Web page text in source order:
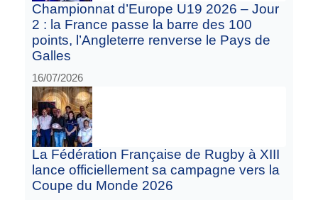
Championnat d’Europe U19 2026 – Jour
2 : la France passe la barre des 100
points, l’Angleterre renverse le Pays de
Galles
16/07/2026
La Fédération Française de Rugby à XIII
lance officiellement sa campagne vers la
Coupe du Monde 2026